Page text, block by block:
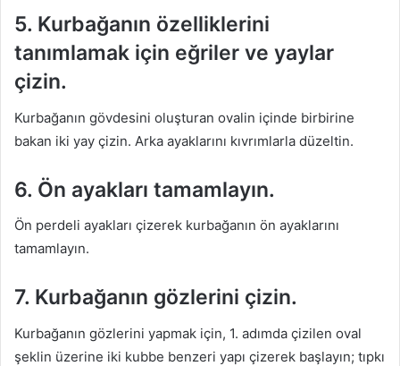
5. Kurbağanın özelliklerini
tanımlamak için eğriler ve yaylar
çizin.
Kurbağanın gövdesini oluşturan ovalin içinde birbirine
bakan iki yay çizin. Arka ayaklarını kıvrımlarla düzeltin.
6. Ön ayakları tamamlayın.
Ön perdeli ayakları çizerek kurbağanın ön ayaklarını
tamamlayın.
7. Kurbağanın gözlerini çizin.
Kurbağanın gözlerini yapmak için, 1. adımda çizilen oval
şeklin üzerine iki kubbe benzeri yapı çizerek başlayın; tıpkı